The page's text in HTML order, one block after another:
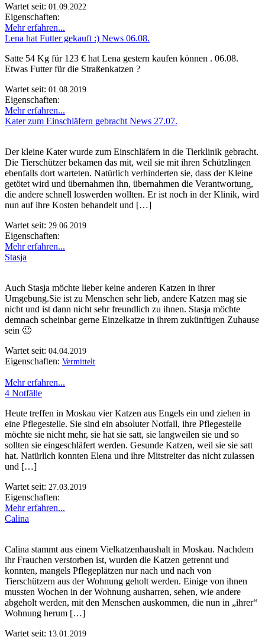
Wartet seit: 01.09.2022
Eigenschaften:
Mehr erfahren...
Lena hat Futter gekauft :) News 06.08.
Satte 54 Kg für 123 € hat Lena gestern kaufen können . 06.08.
Etwas Futter für die Straßenkatzen ?
Wartet seit: 01.08.2019
Eigenschaften:
Mehr erfahren...
Kater zum Einschläfern gebracht News 27.07.
Der kleine Kater wurde zum Einschläfern in die Tierklinik gebracht.
Die Tierschützer bekamen das mit, weil sie mit ihren Schützlingen
ebenfalls dort warteten. Natürlich verhinderten sie, dass der Kleine
getötet wird und übernahmen ihn, übernahmen die Verantwortung,
die andere schnell loswerden wollten. Er ist noch in der Klinik, wird
nun auf ihre Kosten behandelt und […]
Wartet seit: 29.06.2019
Eigenschaften:
Mehr erfahren...
Stasja
Auch Stasja möchte lieber keine anderen Katzen in ihrer
Umgebung.Sie ist zu Menschen sehr lieb, andere Katzen mag sie
nicht und ist dann nicht sehr freundlich zu ihnen. Stasja möchte
demnach scheinbar gerne Einzelkatze in ihrem zukünftigen Zuhause
sein 🙂
Wartet seit: 04.04.2019
Eigenschaften: Vermittelt
Mehr erfahren...
4 Notfälle
Heute treffen in Moskau vier Katzen aus Engels ein und ziehen in
eine Pflegestelle. Sie sind ein absoluter Notfall, ihre Pflegestelle
möchte sie nicht mehr, sie hat sie satt, sie langweilen sie und so
sollten sie eingeschläfert werden. Gesunde Katzen, weil sie sie satt
hat. Natürlich konnten Elena und ihre Mitstreiter das nicht zulassen
und […]
Wartet seit: 27.03.2019
Eigenschaften:
Mehr erfahren...
Calina
Calina stammt aus einem Vielkatzenhaushalt in Moskau. Nachdem
ihr Frauchen verstorben ist, wurden die Katzen getrennt und
konnten, mangels Pflegeplätzen nur nach und nach von
Tierschützern aus der Wohnung geholt werden. Einige von ihnen
mussten Wochen in der Wohnung ausharren, sehen, wie andere
abgeholt werden, mit den Menschen auskommen, die nun in „ihrer“
Wohnung herum […]
Wartet seit: 13.01.2019